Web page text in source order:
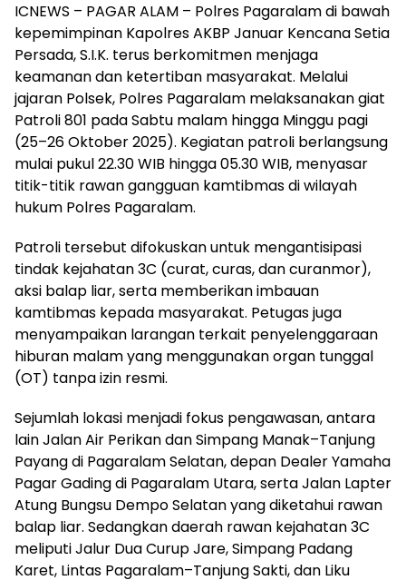
ICNEWS – PAGAR ALAM – Polres Pagaralam di bawah
kepemimpinan Kapolres AKBP Januar Kencana Setia
Persada, S.I.K. terus berkomitmen menjaga
keamanan dan ketertiban masyarakat. Melalui
jajaran Polsek, Polres Pagaralam melaksanakan giat
Patroli 801 pada Sabtu malam hingga Minggu pagi
(25–26 Oktober 2025). Kegiatan patroli berlangsung
mulai pukul 22.30 WIB hingga 05.30 WIB, menyasar
titik-titik rawan gangguan kamtibmas di wilayah
hukum Polres Pagaralam.
Patroli tersebut difokuskan untuk mengantisipasi
tindak kejahatan 3C (curat, curas, dan curanmor),
aksi balap liar, serta memberikan imbauan
kamtibmas kepada masyarakat. Petugas juga
menyampaikan larangan terkait penyelenggaraan
hiburan malam yang menggunakan organ tunggal
(OT) tanpa izin resmi.
Sejumlah lokasi menjadi fokus pengawasan, antara
lain Jalan Air Perikan dan Simpang Manak–Tanjung
Payang di Pagaralam Selatan, depan Dealer Yamaha
Pagar Gading di Pagaralam Utara, serta Jalan Lapter
Atung Bungsu Dempo Selatan yang diketahui rawan
balap liar. Sedangkan daerah rawan kejahatan 3C
meliputi Jalur Dua Curup Jare, Simpang Padang
Karet, Lintas Pagaralam–Tanjung Sakti, dan Liku